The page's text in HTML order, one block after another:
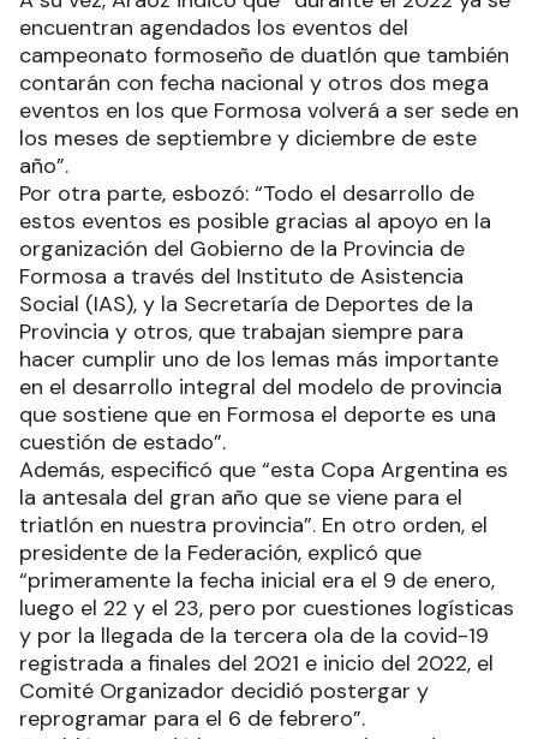
encuentran agendados los eventos del
campeonato formoseño de duatlón que también
contarán con fecha nacional y otros dos mega
eventos en los que Formosa volverá a ser sede en
los meses de septiembre y diciembre de este
año”.
Por otra parte, esbozó: “Todo el desarrollo de
estos eventos es posible gracias al apoyo en la
organización del Gobierno de la Provincia de
Formosa a través del Instituto de Asistencia
Social (IAS), y la Secretaría de Deportes de la
Provincia y otros, que trabajan siempre para
hacer cumplir uno de los lemas más importante
en el desarrollo integral del modelo de provincia
que sostiene que en Formosa el deporte es una
cuestión de estado”.
Además, especificó que “esta Copa Argentina es
la antesala del gran año que se viene para el
triatlón en nuestra provincia”. En otro orden, el
presidente de la Federación, explicó que
“primeramente la fecha inicial era el 9 de enero,
luego el 22 y el 23, pero por cuestiones logísticas
y por la llegada de la tercera ola de la covid-19
registrada a finales del 2021 e inicio del 2022, el
Comité Organizador decidió postergar y
reprogramar para el 6 de febrero”.